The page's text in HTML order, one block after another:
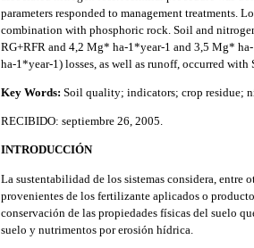
parameters responded to management treatments.
combination with phosphoric rock. Soil and
RG+RFR and 4,2 Mg* ha-1*year-1 and 3,5 Mg*
ha-1*year-1) losses, as well as runoff, occurred with
Key Words: Soil quality; indicators; crop residue;
RECIBIDO: septiembre 26, 2005.
INTRODUCCIÓN
La sustentabilidad de los sistemas considera, entre
provenientes de los fertilizante aplicados o
conservación de las propiedades físicas del suelo
suelo y nutrimentos por erosión hídrica.